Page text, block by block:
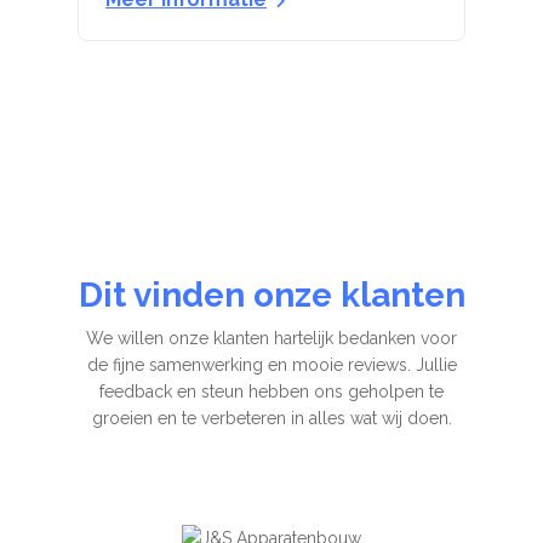
Dit vinden onze klanten
We willen onze klanten hartelijk bedanken voor
de fijne samenwerking en mooie reviews. Jullie
feedback en steun hebben ons geholpen te
groeien en te verbeteren in alles wat wij doen.